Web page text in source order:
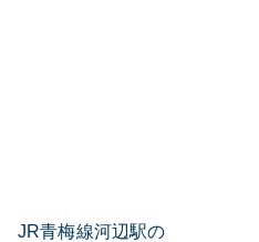
JR青梅線河辺駅の